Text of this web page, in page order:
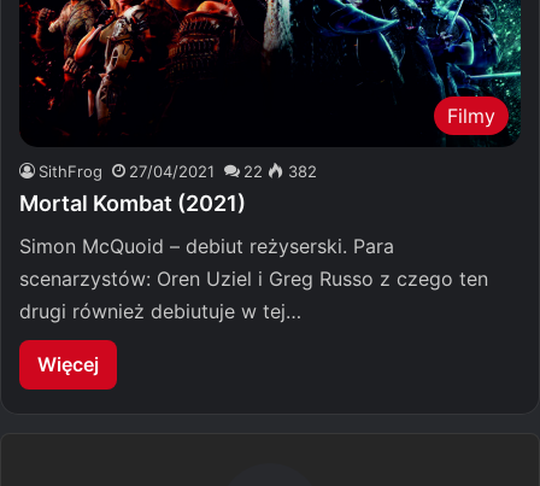
Filmy
SithFrog 27/04/2021 22 382
Mortal Kombat (2021)
Simon McQuoid – debiut reżyserski. Para
scenarzystów: Oren Uziel i Greg Russo z czego ten
drugi również debiutuje w tej…
Więcej